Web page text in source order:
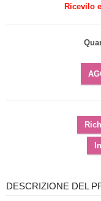
Ricevilo
DESCRIZIONE DEL